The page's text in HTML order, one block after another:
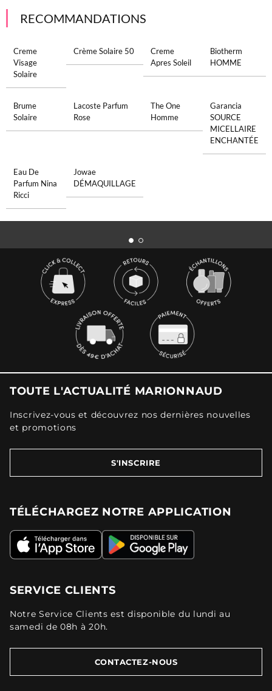
RECOMMANDATIONS
Creme
Visage
Solaire
Crème Solaire 50
Creme
Apres Soleil
Biotherm
HOMME
Brume
Solaire
Lacoste Parfum
Rose
The One
Homme
Garancia
SOURCE
MICELLAIRE
ENCHANTÉE
Eau De
Parfum Nina
Ricci
Jowae
DÉMAQUILLAGE
TOUTE L'ACTUALITÉ MARIONNAUD
Inscrivez-vous et découvrez nos dernières nouvelles
et promotions
S'INSCRIRE
TÉLÉCHARGEZ NOTRE APPLICATION
SERVICE CLIENTS
Notre Service Clients est disponible du lundi au
samedi de 08h à 20h.
CONTACTEZ-NOUS